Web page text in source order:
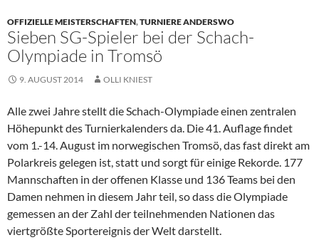
OFFIZIELLE MEISTERSCHAFTEN,TURNIERE ANDERSWO
Sieben SG-Spieler bei der Schach-
Olympiade in Tromsö
9. AUGUST 2014 OLLI KNIEST
Alle zwei Jahre stellt die Schach-Olympiade einen zentralen
Höhepunkt des Turnierkalenders da. Die 41. Auflage findet
vom 1.-14. August im norwegischen Tromsö, das fast direkt am
Polarkreis gelegen ist, statt und sorgt für einige Rekorde. 177
Mannschaften in der offenen Klasse und 136 Teams bei den
Damen nehmen in diesem Jahr teil, so dass die Olympiade
gemessen an der Zahl der teilnehmenden Nationen das
viertgrößte Sportereignis der Welt darstellt.